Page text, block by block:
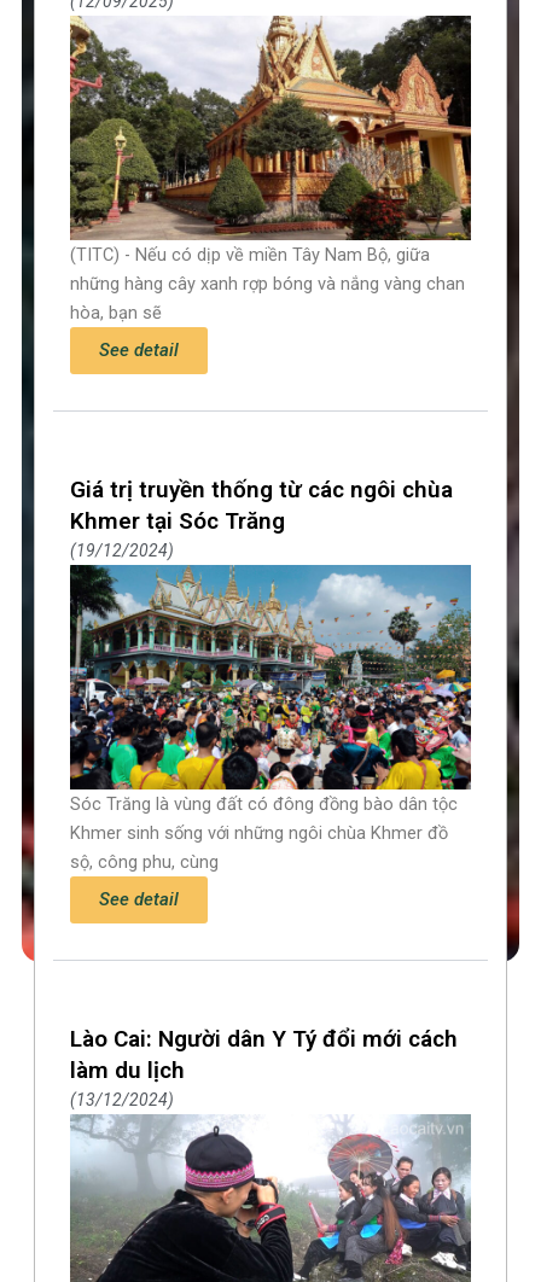
(TITC) - Nếu có dịp về miền Tây Nam Bộ, giữa
những hàng cây xanh rợp bóng và nắng vàng chan
hòa, bạn sẽ
See detail
Giá trị truyền thống từ các ngôi chùa
Khmer tại Sóc Trăng
19/12/2024
Sóc Trăng là vùng đất có đông đồng bào dân tộc
Khmer sinh sống với những ngôi chùa Khmer đồ
sộ, công phu, cùng
See detail
Lào Cai: Người dân Y Tý đổi mới cách
làm du lịch
13/12/2024